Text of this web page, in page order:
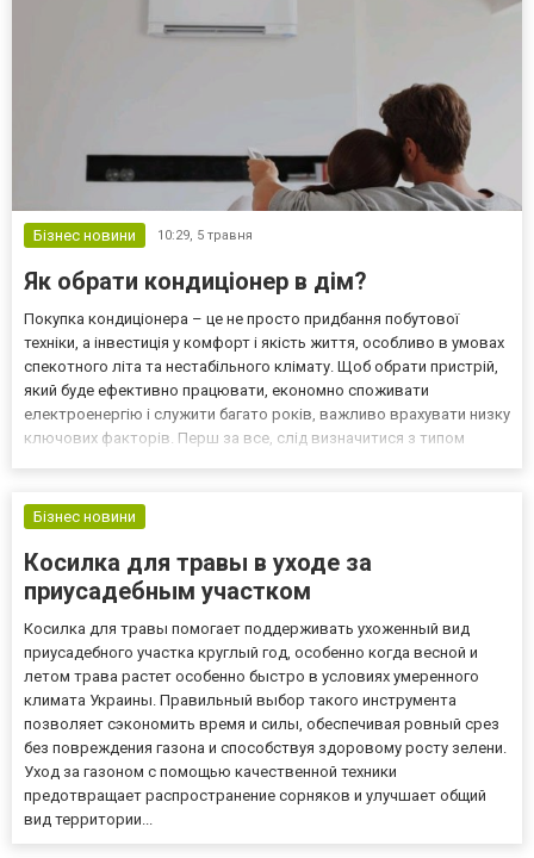
Бізнес новини 10:29, 5 травня
Як обрати кондиціонер в дім?
Покупка кондиціонера – це не просто придбання побутової
техніки, а інвестиція у комфорт і якість життя, особливо в умовах
спекотного літа та нестабільного клімату. Щоб обрати пристрій,
який буде ефективно працювати, економно споживати
електроенергію і служити багато років, важливо врахувати низку
ключових факторів. Перш за все, слід визначитися з типом
Бізнес новини
Косилка для травы в уходе за
приусадебным участком
Косилка для травы помогает поддерживать ухоженный вид
приусадебного участка круглый год, особенно когда весной и
летом трава растет особенно быстро в условиях умеренного
климата Украины. Правильный выбор такого инструмента
позволяет сэкономить время и силы, обеспечивая ровный срез
без повреждения газона и способствуя здоровому росту зелени.
Уход за газоном с помощью качественной техники
предотвращает распространение сорняков и улучшает общий
вид территории...